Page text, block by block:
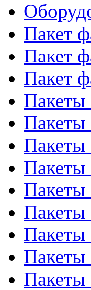
Пакет
Пакет
Пакет
Пакеты
Пакеты
Пакеты
Пакеты
Пакеты
Пакеты